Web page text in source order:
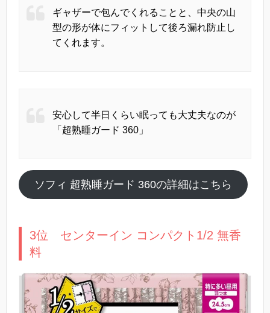
ギャザーで包んでくれることと、中央の山
型の形が体にフィットして後ろ漏れ防止し
てくれます。
安心して半日くらい眠っても大丈夫なのが
「超熟睡ガード 360」
ソフィ 超熟睡ガード 360の詳細はこちら
3位 センターイン コンパクト1/2 無香
料